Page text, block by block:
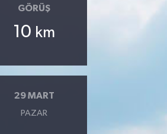
GÖRÜŞ
10 km
29 MART
PAZAR